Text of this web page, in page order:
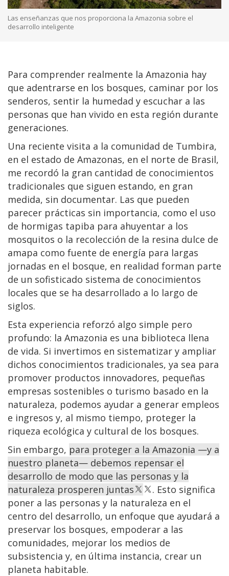
Las enseñanzas que nos proporciona la Amazonia sobre el
desarrollo inteligente
Para comprender realmente la Amazonia hay
que adentrarse en los bosques, caminar por los
senderos, sentir la humedad y escuchar a las
personas que han vivido en esta región durante
generaciones.
Una reciente visita a la comunidad de Tumbira,
en el estado de Amazonas, en el norte de Brasil,
me recordó la gran cantidad de conocimientos
tradicionales que siguen estando, en gran
medida, sin documentar. Las que pueden
parecer prácticas sin importancia, como el uso
de hormigas tapiba para ahuyentar a los
mosquitos o la recolección de la resina dulce de
amapa como fuente de energía para largas
jornadas en el bosque, en realidad forman parte
de un sofisticado sistema de conocimientos
locales que se ha desarrollado a lo largo de
siglos.
Esta experiencia reforzó algo simple pero
profundo: la Amazonia es una biblioteca llena
de vida. Si invertimos en sistematizar y ampliar
dichos conocimientos tradicionales, ya sea para
promover productos innovadores, pequeñas
empresas sostenibles o turismo basado en la
naturaleza, podemos ayudar a generar empleos
e ingresos y, al mismo tiempo, proteger la
riqueza ecológica y cultural de los bosques.
Sin embargo, para proteger a la Amazonia —y a
nuestro planeta— debemos repensar el
desarrollo de modo que las personas y la
naturaleza prosperen juntas
. Esto significa
poner a las personas y la naturaleza en el
centro del desarrollo, un enfoque que ayudará a
preservar los bosques, empoderar a las
comunidades, mejorar los medios de
subsistencia y, en última instancia, crear un
planeta habitable.